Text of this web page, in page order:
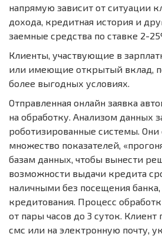
напрямую зависит от ситуации
дохода, кредитная история и
заемные средства по ставке 2-
Клиенты, участвующие в
или имеющие открытый вклад,
более выгодных условиях.
Отправленная онлайн заявка
на обработку. Анализом данных
роботизированные системы. Они
множество показателей,
базам данных, чтобы вынести
возможности выдачи кредита
наличными без посещения
кредитования. Процесс
от пары часов до 3 суток. Клиент
смс или на электронную почту,